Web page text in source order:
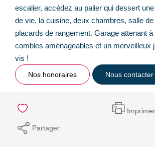
escalier, accédez au palier qui dessert
de vie, la cuisine, deux chambres, salle
placards de rangement. Garage attenant à
combles aménageables et un merveilleux
vis !
Nos honoraires Nous contacter
Imprimer
Partager